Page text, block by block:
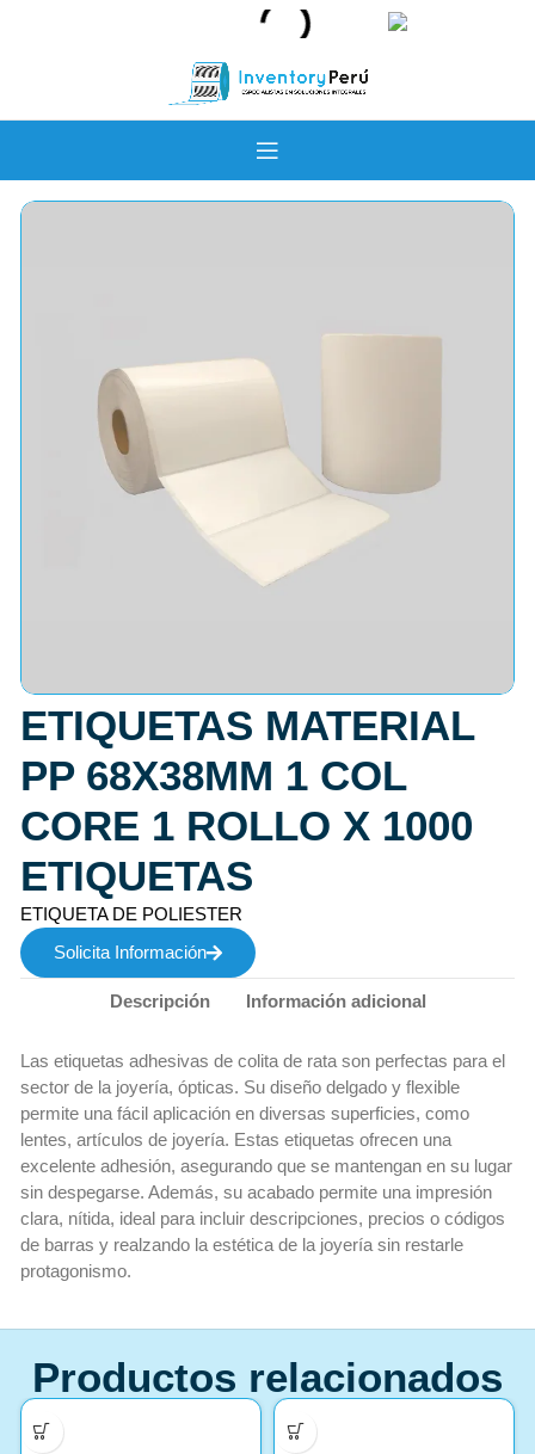
ETIQUETAS MATERIAL
PP 68X38MM 1 COL
CORE 1 ROLLO X 1000
ETIQUETAS
ETIQUETA DE POLIESTER
Solicita Información
Descripción Información adicional
Las etiquetas adhesivas de colita de rata son perfectas para el
sector de la joyería, ópticas. Su diseño delgado y flexible
permite una fácil aplicación en diversas superficies, como
lentes, artículos de joyería. Estas etiquetas ofrecen una
excelente adhesión, asegurando que se mantengan en su lugar
sin despegarse. Además, su acabado permite una impresión
clara, nítida, ideal para incluir descripciones, precios o códigos
de barras y realzando la estética de la joyería sin restarle
protagonismo.
Productos relacionados